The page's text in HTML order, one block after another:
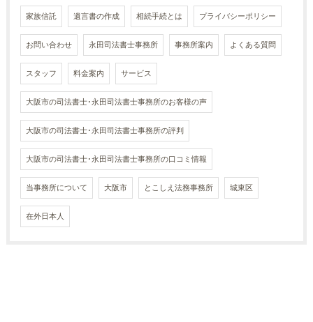
家族信託 遺言書の作成 相続手続とは プライバシーポリシー
お問い合わせ 永田司法書士事務所 事務所案内 よくある質問
スタッフ 料金案内 サービス
大阪市の司法書士･永田司法書士事務所のお客様の声
大阪市の司法書士･永田司法書士事務所の評判
大阪市の司法書士･永田司法書士事務所の口コミ情報
当事務所について 大阪市 とこしえ法務事務所 城東区
在外日本人